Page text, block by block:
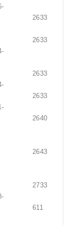
2633
2633
2633
2633
2640
2643
2733
611